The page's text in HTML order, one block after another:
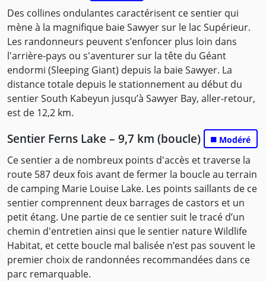
Des collines ondulantes caractérisent ce sentier qui
mène à la magnifique baie Sawyer sur le lac Supérieur.
Les randonneurs peuvent s’enfoncer plus loin dans
l'arrière-pays ou s'aventurer sur la tête du Géant
endormi (Sleeping Giant) depuis la baie Sawyer. La
distance totale depuis le stationnement au début du
sentier South Kabeyun jusqu’à Sawyer Bay, aller-retour,
est de 12,2 km.
Sentier Ferns Lake – 9,7 km (boucle) ■ Modéré
Ce sentier a de nombreux points d'accès et traverse la
route 587 deux fois avant de fermer la boucle au terrain
de camping Marie Louise Lake. Les points saillants de ce
sentier comprennent deux barrages de castors et un
petit étang. Une partie de ce sentier suit le tracé d’un
chemin d'entretien ainsi que le sentier nature Wildlife
Habitat, et cette boucle mal balisée n’est pas souvent le
premier choix de randonnées recommandées dans ce
parc remarquable.